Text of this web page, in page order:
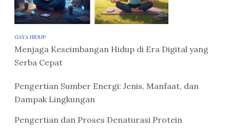
GAYA HIDUP
Menjaga Keseimbangan Hidup di Era Digital yang
Serba Cepat
Pengertian Sumber Energi: Jenis, Manfaat, dan
Dampak Lingkungan
Pengertian dan Proses Denaturasi Protein